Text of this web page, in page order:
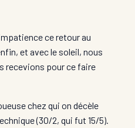
ce retour au
et avec le soleil, nous
recevions pour ce faire
chez qui on décèle
(30/2, qui fut 15/5).